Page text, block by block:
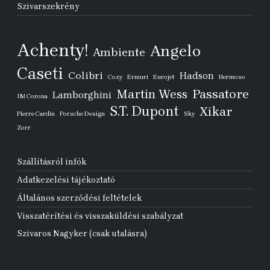
Szivarszekrény
Achenty! Ambiente Angelo
Caseti Colibri Cozy Ermuri Eurojet Hadson Hermoso
IM Corona Lamborghini Martin Wess Passatore
Pierre Cardin Porsche Design S.T. Dupont Sky Xikar
Zorr
Szállításról infók
Adatkezelési tájékoztató
Általános szerződési feltételek
Visszatérítési és visszaküldési szabályzat
Szivaros Nagyker (csak utalásra)